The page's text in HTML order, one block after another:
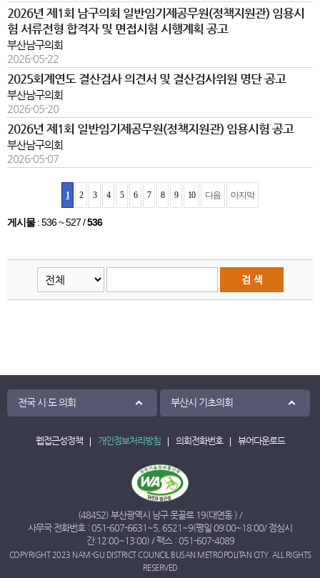
2026년 제1회 남구의회 일반임기제공무원(정책지원관) 임용시
험 서류전형 합격자 및 면접시험 시행계획 공고
부산남구의회
2026-05-22
2025회계연도 결산검사 의견서 및 결산검사위원 명단 공고
부산남구의회
2026-05-20
2026년 제1회 일반임기제공무원(정책지원관) 임용시험 공고
부산남구의회
2026-05-07
1 2 3 4 5 6 7 8 9 10 다음 마지막
게시물: 536 ~ 527 /536
전국 시·도 의회 부산시 기초의회
웹접근성정책 개인정보처리방침 의회전화번호 뷰어다운로드
(48452) 부산광역시 남구 못골로 19(대연동 ) /
사무국 전화번호 : 051-607-6631 ~5 6521 ~9(평일 09:00~18:00/ 점심시
간:12:00~13:00) / 팩스 : 051-607-4089
COPYRIGHT 2023 NAM-GU DISTRICT COUNCIL BUSAN METROPOLITAN CITY. ALL RIGHTS
RESERVED